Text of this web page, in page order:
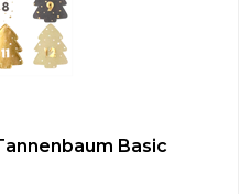
Basic